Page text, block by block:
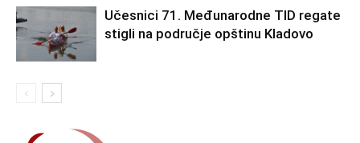
Učesnici 71. Međunarodne TID regate
stigli na područje opštinu Kladovo